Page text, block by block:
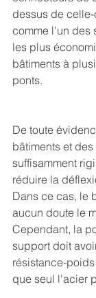
dessus de
comme l'un des
les plus
bâtiments à
ponts.
De toute
bâtiments et
suffisamment
réduire la
Dans ce cas, le
aucun doute le
Cependant, la
support doit
résistance-
que seul l'acier